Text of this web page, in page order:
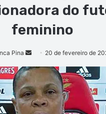
do
feminino
Pina
Mande
mail
20 de fevereiro de